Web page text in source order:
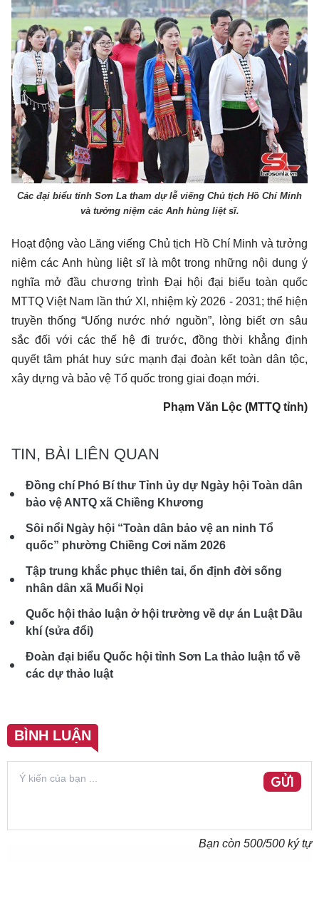
Các đại biểu tỉnh Sơn La tham dự lễ viếng Chủ tịch Hồ Chí Minh
và tưởng niệm các Anh hùng liệt sĩ.
Hoạt động vào Lăng viếng Chủ tịch Hồ Chí Minh và tưởng
niệm các Anh hùng liệt sĩ là một trong những nội dung ý
nghĩa mở đầu chương trình Đại hội đại biểu toàn quốc
MTTQ Việt Nam lần thứ XI, nhiệm kỳ 2026 - 2031; thể hiện
truyền thống “Uống nước nhớ nguồn”, lòng biết ơn sâu
sắc đối với các thế hệ đi trước, đồng thời khẳng định
quyết tâm phát huy sức mạnh đại đoàn kết toàn dân tộc,
xây dựng và bảo vệ Tổ quốc trong giai đoạn mới.
Phạm Văn Lộc (MTTQ tỉnh)
TIN, BÀI LIÊN QUAN
Đồng chí Phó Bí thư Tỉnh ủy dự Ngày hội Toàn dân
bảo vệ ANTQ xã Chiềng Khương
Sôi nổi Ngày hội “Toàn dân bảo vệ an ninh Tổ
quốc” phường Chiềng Cơi năm 2026
Tập trung khắc phục thiên tai, ổn định đời sống
nhân dân xã Muổi Nọi
Quốc hội thảo luận ở hội trường về dự án Luật Dầu
khí (sửa đổi)
Đoàn đại biểu Quốc hội tỉnh Sơn La thảo luận tổ về
các dự thảo luật
BÌNH LUẬN
GỬI
Bạn còn 500/500 ký tự